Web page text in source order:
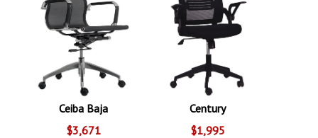
Ceiba Baja
$3,671
Century
$1,995